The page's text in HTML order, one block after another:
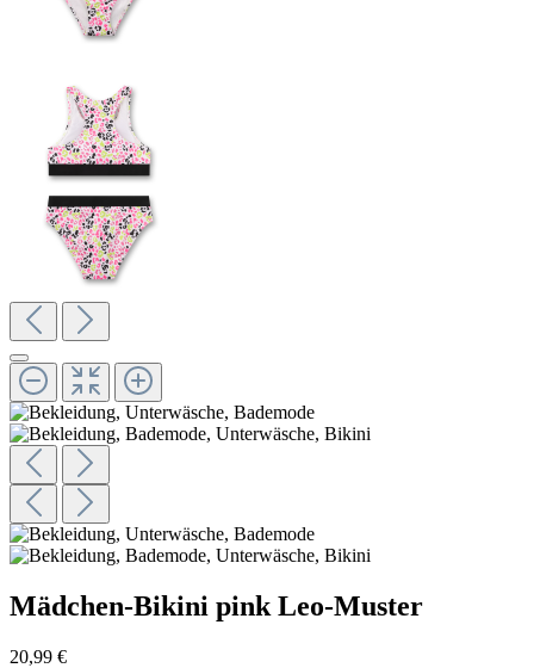
Mädchen-Bikini pink Leo-Muster
20,99 €